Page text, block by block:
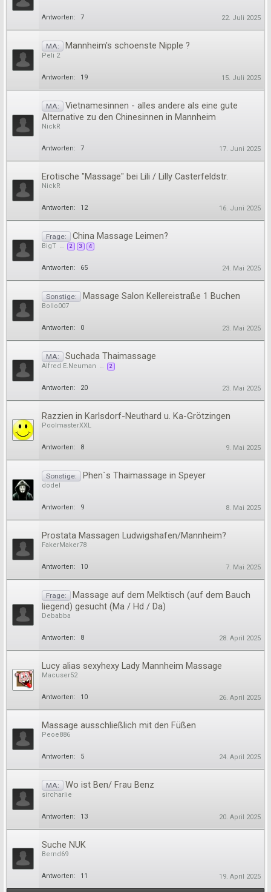
Antworten: 7 22. Juli 2025
MA: Mannheim's schoenste Nipple ?
Peli 2
Antworten: 19 15. Juli 2025
MA:
Vietnamesinnen - alles andere als eine gute
Alternative zu den Chinesinnen in Mannheim
NickR
Antworten: 7 17. Juni 2025
Erotische "Massage" bei Lili / Lilly Casterfeldstr.
NickR
Antworten: 12 16. Juni 2025
Frage: China Massage Leimen?
BigT ... 2 3 4
Antworten: 65 24. Mai 2025
Sonstige: Massage Salon Kellereistraße 1 Buchen
Bollo007
Antworten: 0 23. Mai 2025
MA: Suchada Thaimassage
Alfred E.Neuman ... 2
Antworten: 20 23. Mai 2025
Razzien in Karlsdorf-Neuthard u. Ka-Grötzingen
PoolmasterXXL
Antworten: 8 9. Mai 2025
Sonstige: Phen`s Thaimassage in Speyer
dödel
Antworten: 9 8. Mai 2025
Prostata Massagen Ludwigshafen/Mannheim?
FakerMaker78
Antworten: 10 7. Mai 2025
Frage:
Massage auf dem Melktisch (auf dem Bauch
liegend) gesucht (Ma / Hd / Da)
Debabba
Antworten: 8 28. April 2025
Lucy alias sexyhexy Lady Mannheim Massage
Macuser52
Antworten: 10 26. April 2025
Massage ausschließlich mit den Füßen
Peoe886
Antworten: 5 24. April 2025
MA: Wo ist Ben/ Frau Benz
sircharlie
Antworten: 13 20. April 2025
Suche NUK
Bernd69
Antworten: 11 19. April 2025